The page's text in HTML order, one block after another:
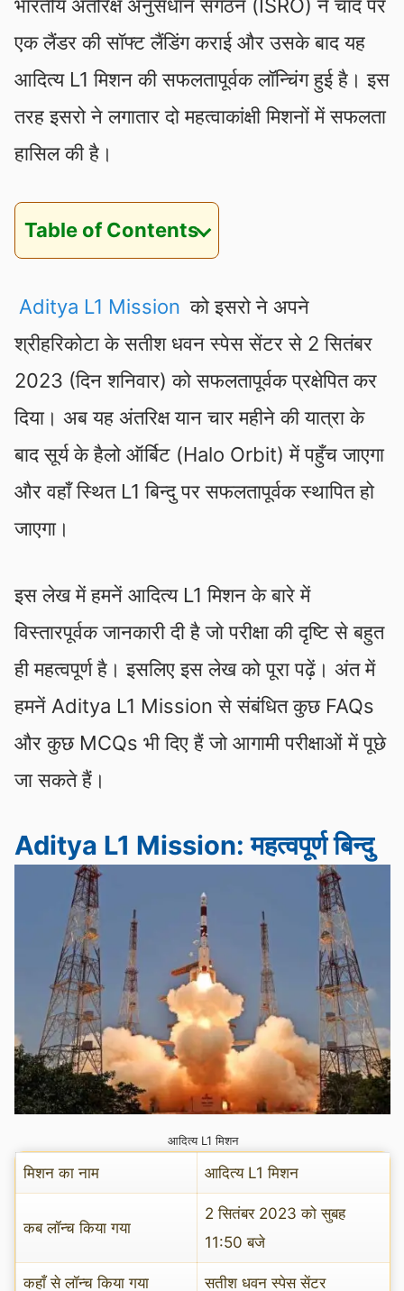
भारतीय अंतरिक्ष अनुसंधान संगठन (ISRO) ने चाँद पर
एक लैंडर की सॉफ्ट लैंडिंग कराई और उसके बाद यह
आदित्य L1 मिशन की सफलतापूर्वक लॉन्चिंग हुई है। इस
तरह इसरो ने लगातार दो महत्वाकांक्षी मिशनों में सफलता
हासिल की है।
Table of Contents
Aditya L1 Mission को इसरो ने अपने
श्रीहरिकोटा के सतीश धवन स्‍पेस सेंटर से 2 सितंबर
2023 (दिन शनिवार) को सफलतापूर्वक प्रक्षेपित कर
दिया। अब यह अंतरिक्ष यान चार महीने की यात्रा के
बाद सूर्य के हैलो ऑर्बिट (Halo Orbit) में पहुँच जाएगा
और वहाँ स्थित L1 बिन्दु पर सफलतापूर्वक स्थापित हो
जाएगा।
इस लेख में हमनें आदित्य L1 मिशन के बारे में
विस्तारपूर्वक जानकारी दी है जो परीक्षा की दृष्टि से बहुत
ही महत्वपूर्ण है। इसलिए इस लेख को पूरा पढ़ें। अंत में
हमनें Aditya L1 Mission से संबंधित कुछ FAQs
और कुछ MCQs भी दिए हैं जो आगामी परीक्षाओं में पूछे
जा सकते हैं।
Aditya L1 Mission: महत्वपूर्ण बिन्दु
आदित्य L1 मिशन
मिशन का नाम आदित्य L1 मिशन
कब लॉन्च किया गया
2 सितंबर 2023 को सुबह
11:50 बजे
कहाँ से लॉन्च किया गया सतीश धवन स्पेस सेंटर